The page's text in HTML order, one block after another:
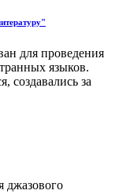
для проведения
языков.
создавались за
джазового